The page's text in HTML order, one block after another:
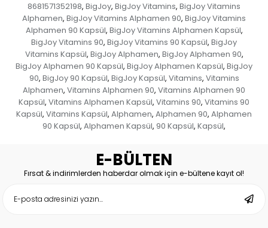
8681571352198, BigJoy, BigJoy Vitamins, BigJoy Vitamins
Alphamen, BigJoy Vitamins Alphamen 90, BigJoy Vitamins
Alphamen 90 Kapsül, BigJoy Vitamins Alphamen Kapsül,
BigJoy Vitamins 90, BigJoy Vitamins 90 Kapsül, BigJoy
Vitamins Kapsül, BigJoy Alphamen, BigJoy Alphamen 90,
BigJoy Alphamen 90 Kapsül, BigJoy Alphamen Kapsül, BigJoy
90, BigJoy 90 Kapsül, BigJoy Kapsül, Vitamins, Vitamins
Alphamen, Vitamins Alphamen 90, Vitamins Alphamen 90
Kapsül, Vitamins Alphamen Kapsül, Vitamins 90, Vitamins 90
Kapsül, Vitamins Kapsül, Alphamen, Alphamen 90, Alphamen
90 Kapsül, Alphamen Kapsül, 90 Kapsül, Kapsül,
E-BÜLTEN
Fırsat & indirimlerden haberdar olmak için e-bültene kayıt ol!